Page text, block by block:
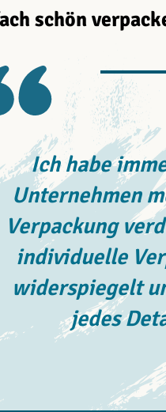
schön
Ich habe
Unternehmen
Verpackung
individuelle
widerspiegelt
jedes